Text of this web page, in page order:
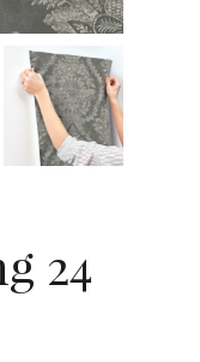
24